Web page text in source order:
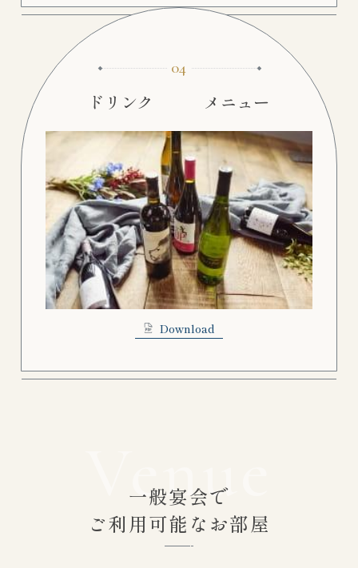
04
ドリンク メニュー
Download
Venue
一般宴会で
ご利用可能なお部屋